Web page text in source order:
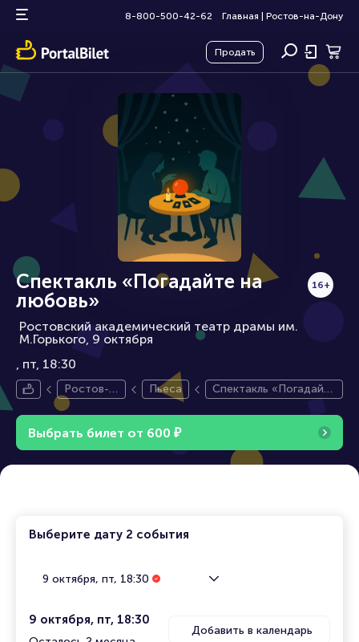
8-800-500-42-62 Главная Ростов-на-Дону
Продать
Спектакль «Погадайте на
любовь»
Ростовский академический театр драмы им.
М.Горького, 9 октября
16+
пт, 18:30
Ростов-н
а-Дону
Пьеса
Спектакль «Погадайт
Выбрать билет от 600 ₽
Выберите дату 2 события
9 октября, пт, 18:30
9 октября, пт, 18:30
Добавить в календарь